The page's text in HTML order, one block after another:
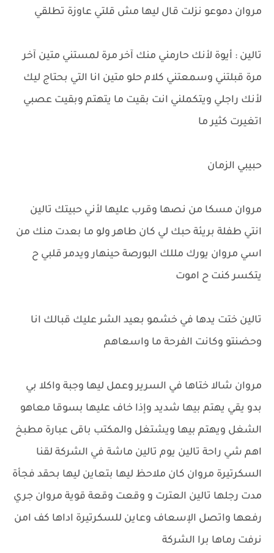
مروان دموعو نزلت قال ليها مش قلتي عاوزة تطلقي
تالين : أيوة لأنك حارمني منك آخر مرة لمستني متين آخر
مرة قبلتني وسمعتني كلام حلو متين انا التي بحتاج ليك
لأنك راجلي ويتكملني انت بقيت ما يتهتم وبقيت عصبي
اتغيرت كثير ما
حبيبي الزمان
مروان مسكا من نصها وقرب عليها لأني حبيتك تالين
انتي طفلة بريئة حبك لي كان طاهر ولو ما بعدت منك من
اسي مروان يورك مللك البورصة حينهار ويدمر قلبي ح
يتكسر كنت ح اموت
تالين ختت يدها في خشمو بعيد الشر عليك قبالك انا
وحضنتو وكانت الفرحة ما واسعاهم
مروان شالا ختاها في السرير وعمل ليها وجبة واكلا بي
بدو يقي يهتم بيها شديد وإذا خاف عليها بسوقا معاهو
الشغل ويهتم بيها ويشتغل والمكتب باقى عبارة مطبخ
اهم شي راحة تالين يوم تالين ماشة في الشركة لقنا
السكرتيرة مروان كان ملاحظ ليها بتعاين ليها بحقد فجأة
مدت رجلها تالين العترت و وقعت وقعة قوية مروان جري
رفعها واتصل الإسعاف وعاين للسكرتيرة اداها كف امن
نرفت رماها برا الشركة